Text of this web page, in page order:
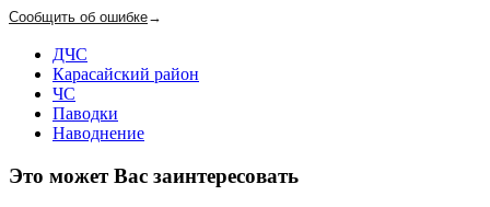
Сообщить об ошибке→
ДЧС
Карасайский район
ЧС
Паводки
Наводнение
Это может Вас заинтересовать